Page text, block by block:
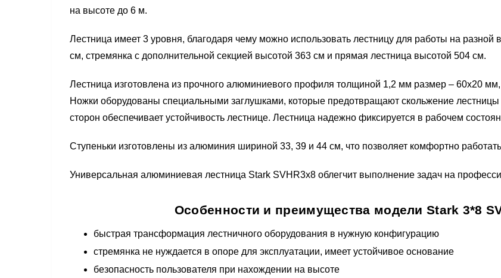
на высоте до 6 м.
Лестница имеет 3 уровня, благодаря чему можно использовать лестницу для работы на разной
см, стремянка с дополнительной секцией высотой 363 см и прямая лестница высотой 504 см.
Лестница изготовлена из прочного алюминиевого профиля толщиной 1,2 мм размер – 60х20 мм,
Ножки оборудованы специальными заглушками, которые предотвращают скольжение
сторон обеспечивает устойчивость лестнице. Лестница надежно фиксируется в рабочем
Ступеньки изготовлены из алюминия шириной 33, 39 и 44 см, что позволяет комфортно
Универсальная алюминиевая лестница Stark SVHR3x8 облегчит выполнение задач на
Особенности и преимущества модели Stark 3*8
быстрая трансформация лестничного оборудования в нужную конфигурацию
стремянка не нуждается в опоре для эксплуатации, имеет устойчивое основание
безопасность пользователя при нахождении на высоте